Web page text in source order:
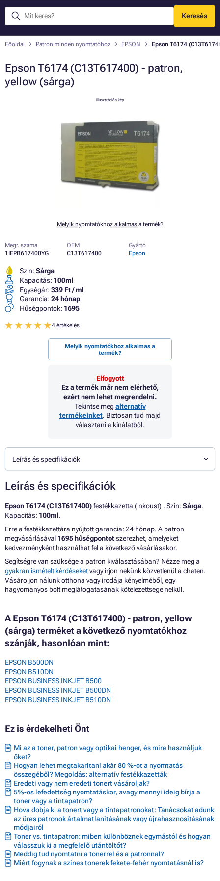
Keresés
Menü
Főoldal Patron minden nyomtatóhoz EPSON Epson T6174
Epson T6174 (C13T617400) - patron,
yellow (sárga)
Illusztrációs kép
Melyik nyomtatókhoz alkalmas a termék?
Megr. száma
1IEPB617400YG
OEM
C13T617400
Gyártó
Epson
Szín: Sárga
Kapacitás: 100ml
Egységár: 339 Ft / ml
Garancia: 24 hónap
Hűségpontok: 1695
4 értékelés
Melyik nyomtatókhoz alkalmas a
termék?
Elfogyott
Ez a termék már nem elérhető,
ezért nem lehet megrendelni.
Tekintse meg alternatív
termékeinket. Biztosan tud majd
választani a kínálatból.
Leírás és specifikációk
Leírás és specifikációk
Epson T6174 (C13T617400)festékkazetta (inkoust) . Szín: Sárga.
Kapacitás: 100ml.
Erre a festékkazettára nyújtott garancia: 24 hónap. A patron
megvásárlásával 1695 hűségpontotszerezhet, amelyeket
kedvezményként használhat fel a következő vásárlásakor.
Segítségre van szüksége a patron kiválasztásában? Nézze meg a
gyakran ismételt kérdéseketvagy írjon nekünk közvetlenül a chaten.
Vásároljon nálunk otthona vagy irodája kényelméből, egy
hagyományos bolt meglátogatásának kötelezettsége nélkül.
A Epson T6174 (C13T617400) - patron, yellow
(sárga) terméket a következő nyomtatókhoz
szánják, hasonlóan mint:
EPSON B500DN
EPSON B510DN
EPSON BUSINESS INKJET B500
EPSON BUSINESS INKJET B500DN
EPSON BUSINESS INKJET B510DN
Ez is érdekelheti Önt
Mi az a toner, patron vagy optikai henger, és mire használjuk
őket?
Hogyan lehet megtakarítani akár 80 %-ot a nyomtatás
összegéből? Megoldás: alternatív festékkazetták
Eredeti vagy nem eredeti tonert vásároljak?
5%-os lefedettség nyomtatáskor, avagy mennyi ideig bírja a
toner vagy a tintapatron?
Hová dobja ki a tonert vagy a tintapatronokat: Tanácsokat adunk
az üres patronok ártalmatlanításának vagy újrahasznosításának
módjairól
Toner vs. tintapatron: miben különböznek egymástól és hogyan
válasszuk ki a megfelelő utántöltőt?
Meddig tud nyomtatni a tonerrel és a patronnal?
Miért fogynak a színes tonerek fekete-fehér nyomtatásnál is?